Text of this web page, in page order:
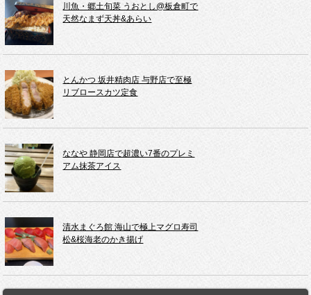
川魚・郷土旬菜 うおとし@板倉町で
天然なまず天丼&あらい
とんかつ 坂井精肉店 与野店で至極
リブロースカツ定食
ななや 静岡店で超濃い7番のプレミ
アム抹茶アイス
清水まぐろ館 海山で極上マグロ寿司
松&桜海老のかき揚げ